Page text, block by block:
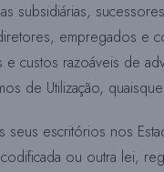
subsidiárias,
empregados e
razoáveis de
de Utilização,
escritórios nos
ou outra lei,